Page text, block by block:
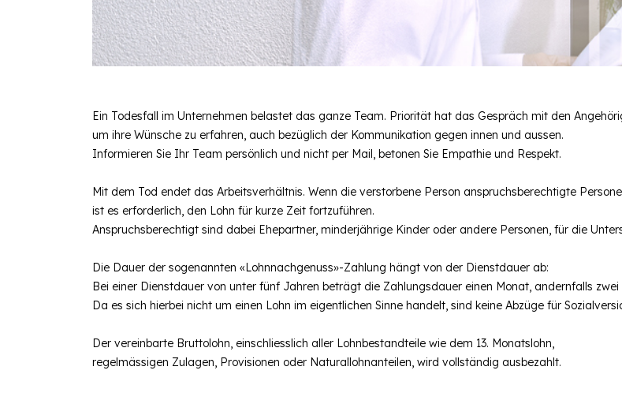
Ein Todesfall im Unternehmen belastet das ganze Team. Priorität hat das Gespräch mit den
um ihre Wünsche zu erfahren, auch bezüglich der Kommunikation gegen innen und aussen.
Informieren Sie Ihr Team persönlich und nicht per Mail, betonen Sie Empathie und Respekt.
Mit dem Tod endet das Arbeitsverhältnis. Wenn die verstorbene Person anspruchsberechtigte
ist es erforderlich, den Lohn für kurze Zeit fortzuführen.
Anspruchsberechtigt sind dabei Ehepartner, minderjährige Kinder oder andere Personen, für die
Die Dauer der sogenannten «Lohnnachgenuss»-Zahlung hängt von der Dienstdauer ab:
Bei einer Dienstdauer von unter fünf Jahren beträgt die Zahlungsdauer einen Monat, andernfalls
Da es sich hierbei nicht um einen Lohn im eigentlichen Sinne handelt, sind keine Abzüge für
Der vereinbarte Bruttolohn, einschliesslich aller Lohnbestandteile wie dem 13. Monatslohn,
regelmässigen Zulagen, Provisionen oder Naturallohnanteilen, wird vollständig ausbezahlt.